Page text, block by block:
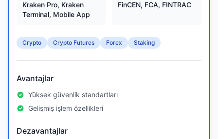
Kraken Pro, Kraken
Terminal, Mobile App
FinCEN, FCA, FINTRAC
Crypto Crypto Futures Forex Staking
Avantajlar
Yüksek güvenlik standartları
Gelişmiş işlem özellikleri
Dezavantajlar